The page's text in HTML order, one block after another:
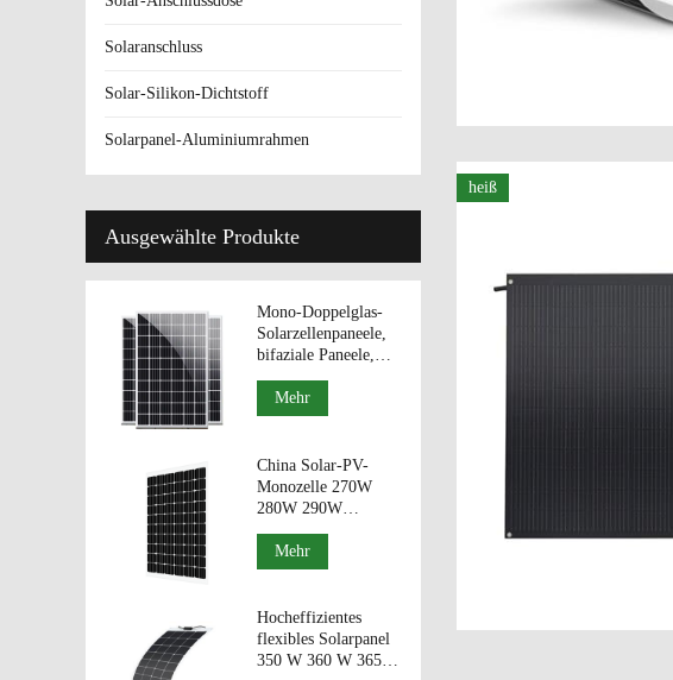
heiß
Solaranschluss
Solar-Silikon-Dichtstoff
Solarpanel-Aluminiumrahmen
Ausgewählte Produkte
Mono-Doppelglas-
Solarzellenpaneele,
bifaziale Paneele,
330 W, 340 W, 350
W,
Photovoltaikmodule.
Mehr
China Solar-PV-
Monozelle 270W
280W 290W
Doppelglas-PV-
Module.
Mehr
Hocheffizientes
flexibles Solarpanel
350 W 360 W 365 W